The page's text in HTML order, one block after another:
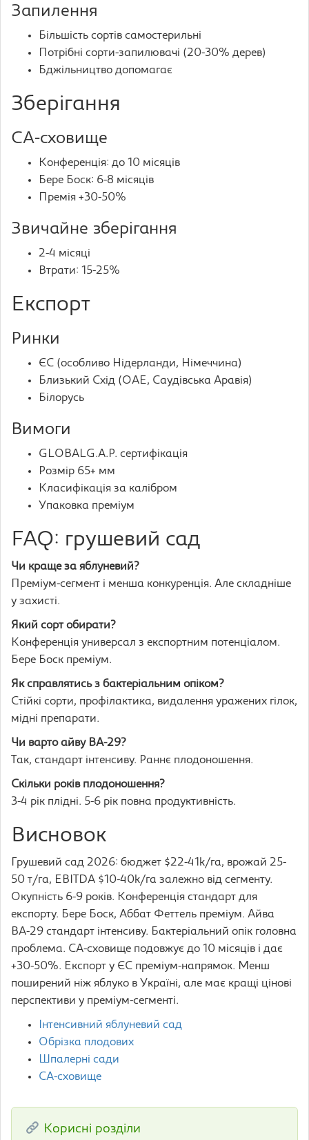
Запилення
Більшість сортів самостерильні
Потрібні сорти-запилювачі (20-30% дерев)
Бджільництво допомагає
Зберігання
CA-сховище
Конференція: до 10 місяців
Бере Боск: 6-8 місяців
Премія +30-50%
Звичайне зберігання
2-4 місяці
Втрати: 15-25%
Експорт
Ринки
ЄС (особливо Нідерланди, Німеччина)
Близький Схід (ОАЕ, Саудівська Аравія)
Білорусь
Вимоги
GLOBALG.A.P. сертифікація
Розмір 65+ мм
Класифікація за калібром
Упаковка преміум
FAQ: грушевий сад
Чи краще за яблуневий?
Преміум-сегмент і менша конкуренція. Але складніше
у захисті.
Який сорт обирати?
Конференція универсал з експортним потенціалом.
Бере Боск преміум.
Як справлятись з бактеріальним опіком?
Стійкі сорти, профілактика, видалення уражених гілок,
мідні препарати.
Чи варто айву ВА-29?
Так, стандарт інтенсиву. Раннє плодоношення.
Скільки років плодоношення?
3-4 рік плідні. 5-6 рік повна продуктивність.
Висновок
Грушевий сад 2026: бюджет $22-41k/га, врожай 25-
50 т/га, EBITDA $10-40k/га залежно від сегменту.
Окупність 6-9 років. Конференція стандарт для
експорту. Бере Боск, Аббат Феттель преміум. Айва
ВА-29 стандарт інтенсиву. Бактеріальний опік головна
проблема. CA-сховище подовжує до 10 місяців і дає
+30-50%. Експорт у ЄС преміум-напрямок. Менш
поширений ніж яблуко в Україні, але має кращі цінові
перспективи у преміум-сегменті.
Інтенсивний яблуневий сад
Обрізка плодових
Шпалерні сади
CA-сховище
Корисні розділи